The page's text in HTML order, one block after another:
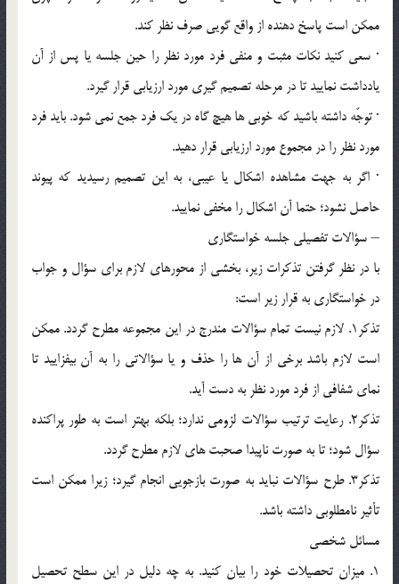
ممکن است پاسخ دهنده از واقع گويي صرف نظر کند.
· سعي کنيد نکات مثبت و منفي فرد مورد نظر را حين جلسه يا پس از آن
يادداشت نماييد تا در مرحله تصميم گيري مورد ارزيابي قرار گيرد.
· توجّه داشته باشيد که خوبي ها هيچ گاه در يک فرد جمع نمي شود. بايد فرد
مورد نظر را در مجموع مورد ارزيابي قرار دهيد.
· اگر به جهت مشاهده اشکال يا عيبي، به اين تصميم رسيديد که پيوند
حاصل نشود؛ حتما آن اشکال را مخفي نماييد.
– سؤالات تفصيلي جلسه خواستگاري
با در نظر گرفتن تذکرات زير، بخشي از محورهاي لازم براي سؤال و جواب
در خواستگاري به قرار زير است:
تذکر1. لازم نيست تمام سؤالات مندرج در اين مجموعه مطرح گردد. ممکن
است لازم باشد برخي از آن ها را حذف و يا سؤالاتي را به آن بيفزاييد تا
نماي شفافي از فرد مورد نظر به دست آيد.
تذکر2. رعايت ترتيب سؤالات لزومي ندارد؛ بلکه بهتر است به طور پراکنده
سؤال شود؛ تا به صورت ناپيدا صحبت هاي لازم مطرح گردد.
تذکر3. طرح سؤالات نبايد به صورت بازجويي انجام گيرد؛ زيرا ممکن است
تأثير نامطلوبي داشته باشد.
مسائل شخصي
1. ميزان تحصيلات خود را بيان کنيد. به چه دليل در اين سطح تحصيل